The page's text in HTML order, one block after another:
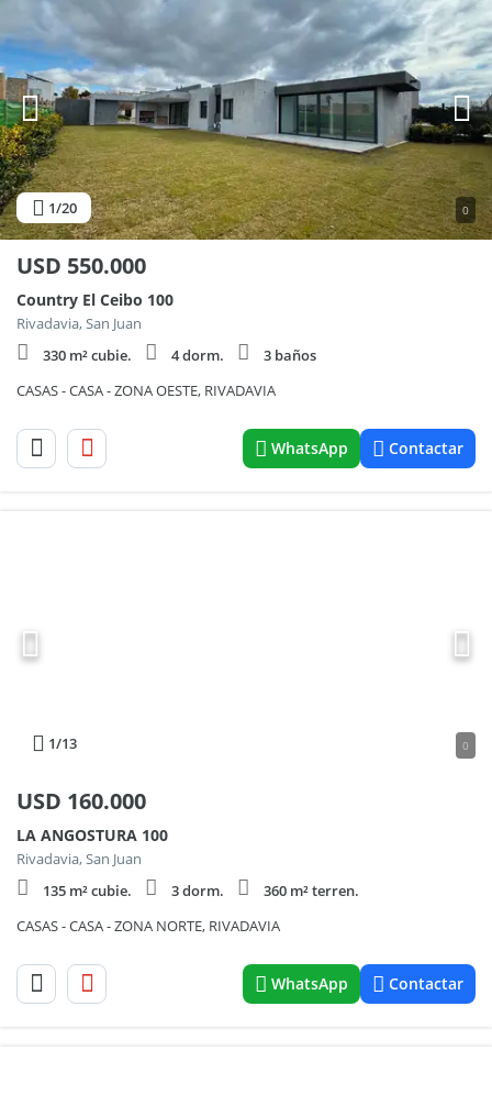
1/20 0
USD 550.000
Country El Ceibo 100
Rivadavia, San Juan
330 m² cubie.
4 dorm.
3 baños
CASAS - CASA - ZONA OESTE, RIVADAVIA
WhatsApp Contactar
1/13 0
USD 160.000
LA ANGOSTURA 100
Rivadavia, San Juan
135 m² cubie.
3 dorm.
360 m² terren.
CASAS - CASA - ZONA NORTE, RIVADAVIA
WhatsApp Contactar